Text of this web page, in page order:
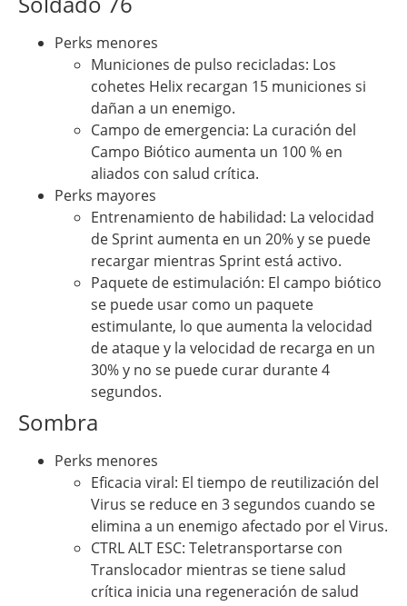
Perks menores
Municiones de pulso recicladas: Los
cohetes Helix recargan 15 municiones si
dañan a un enemigo.
Campo de emergencia: La curación del
Campo Biótico aumenta un 100 % en
aliados con salud crítica.
Perks mayores
Entrenamiento de habilidad: La velocidad
de Sprint aumenta en un 20% y se puede
recargar mientras Sprint está activo.
Paquete de estimulación: El campo biótico
se puede usar como un paquete
estimulante, lo que aumenta la velocidad
de ataque y la velocidad de recarga en un
30% y no se puede curar durante 4
segundos.
Sombra
Perks menores
Eficacia viral: El tiempo de reutilización del
Virus se reduce en 3 segundos cuando se
elimina a un enemigo afectado por el Virus.
CTRL ALT ESC: Teletransportarse con
Translocador mientras se tiene salud
crítica inicia una regeneración de salud